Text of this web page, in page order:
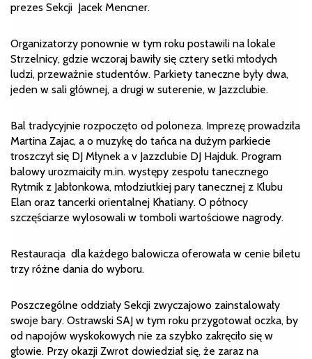
prezes Sekcji Jacek Mencner.
Organizatorzy ponownie w tym roku postawili na lokale
Strzelnicy, gdzie wczoraj bawiły się cztery setki młodych
ludzi, przeważnie studentów. Parkiety taneczne były dwa,
jeden w sali głównej, a drugi w suterenie, w Jazzclubie.
Bal tradycyjnie rozpoczęto od poloneza. Imprezę prowadziła
Martina Zajac, a o muzykę do tańca na dużym parkiecie
troszczył się DJ Młynek a v Jazzclubie DJ Hajduk. Program
balowy urozmaiciły m.in. występy zespołu tanecznego
Rytmik z Jabłonkowa, młodziutkiej pary tanecznej z Klubu
Elan oraz tancerki orientalnej Khatiany. O północy
szczęściarze wylosowali w tomboli wartościowe nagrody.
Restauracja dla każdego balowicza oferowała w cenie biletu
trzy różne dania do wyboru.
Poszczególne oddziały Sekcji zwyczajowo zainstalowały
swoje bary. Ostrawski SAJ w tym roku przygotował oczka, by
od napojów wyskokowych nie za szybko zakręciło się w
głowie. Przy okazji Zwrot dowiedział się, że zaraz na